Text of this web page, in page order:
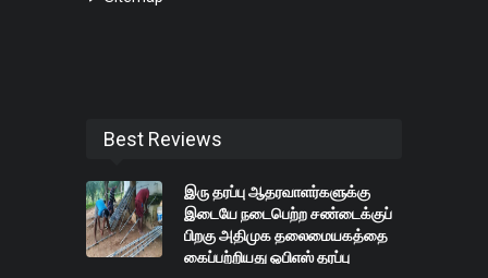
Best Reviews
இரு தரப்பு ஆதரவாளர்களுக்கு
இடையே நடைபெற்ற சண்டைக்குப்
பிறகு அதிமுக தலைமையகத்தை
கைப்பற்றியது ஓபிஎஸ் தரப்பு